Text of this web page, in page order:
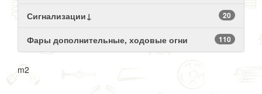
Сигнализации↓ 20
Фары дополнительные, ходовые огни 110
m2